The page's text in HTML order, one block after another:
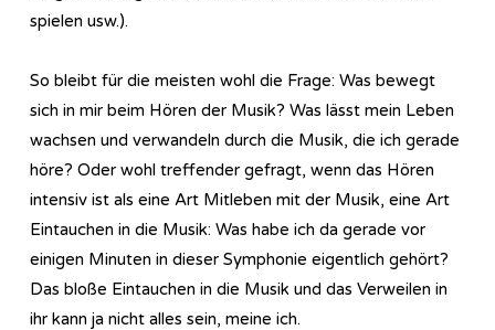
spielen usw.).
So bleibt für die meisten wohl die Frage: Was bewegt
sich in mir beim Hören der Musik? Was lässt mein Leben
wachsen und verwandeln durch die Musik, die ich gerade
höre? Oder wohl treffender gefragt, wenn das Hören
intensiv ist als eine Art Mitleben mit der Musik, eine Art
Eintauchen in die Musik: Was habe ich da gerade vor
einigen Minuten in dieser Symphonie eigentlich gehört?
Das bloße Eintauchen in die Musik und das Verweilen in
ihr kann ja nicht alles sein, meine ich.